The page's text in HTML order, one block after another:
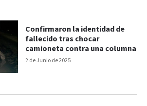
2 de Junio de 2025
Confirmaron la identidad de
fallecido tras chocar
camioneta contra una columna